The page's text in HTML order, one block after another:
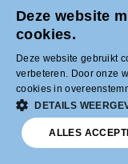
Tel +31
31043946 | IBAN
Deze website
cookies.
Deze website gebruikt
verbeteren. Door onze
cookies in
DETAILS
ALLES